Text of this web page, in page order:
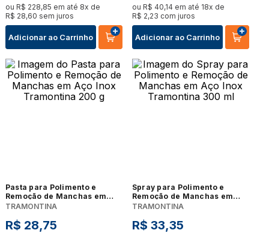
ou R$ 228,85 em até 8x de
R$ 28,60 sem juros
Adicionar ao Carrinho
ou R$ 40,14 em até 18x de
R$ 2,23 com juros
Adicionar ao Carrinho
Pasta para Polimento e
Remoção de Manchas em
Aço Inox Tramontina 200 g
TRAMONTINA
R$ 28,75
Spray para Polimento e
Remoção de Manchas em
Aço Inox Tramontina 300 ml
TRAMONTINA
R$ 33,35